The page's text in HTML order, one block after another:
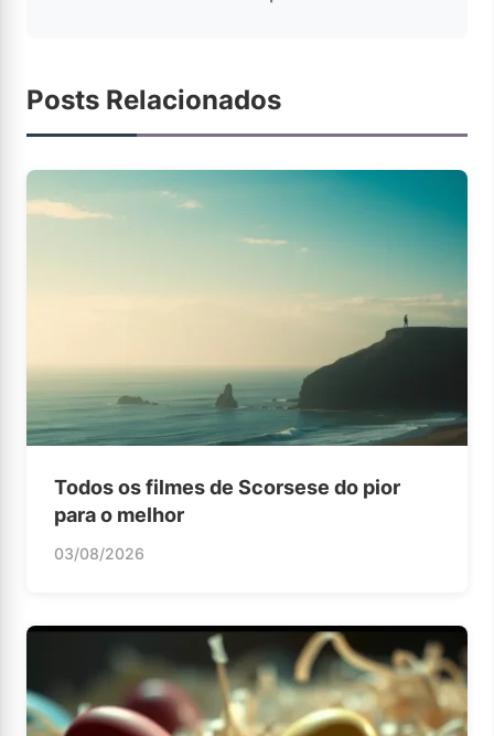
Posts Relacionados
Todos os filmes de Scorsese do pior
para o melhor
03/08/2026